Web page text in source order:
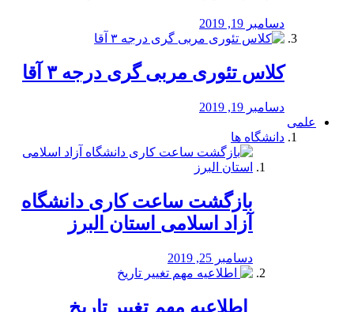
دسامبر 19, 2019
کلاس تئوری مربی گری درجه ۳ آقا
دسامبر 19, 2019
علمی
دانشگاه ها
بازگشت ساعت کاری دانشگاه
آزاد اسلامی استان البرز
دسامبر 25, 2019
️ اطلاعیه مهم تغییر تاریخ